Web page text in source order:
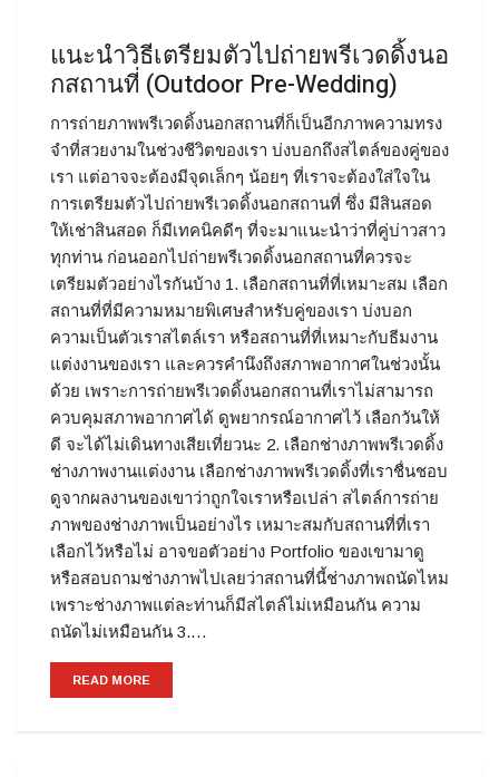
แนะนำวิธีเตรียมตัวไปถ่ายพรีเวดดิ้งนอ
กสถานที่ (Outdoor Pre-Wedding)
การถ่ายภาพพรีเวดดิ้งนอกสถานที่ก็เป็นอีกภาพความทรง
จำที่สวยงามในช่วงชีวิตของเรา บ่งบอกถึงสไตล์ของคู่ของ
เรา แต่อาจจะต้องมีจุดเล็กๆ น้อยๆ ที่เราจะต้องใส่ใจใน
การเตรียมตัวไปถ่ายพรีเวดดิ้งนอกสถานที่ ซึ่ง มีสินสอด
ให้เช่าสินสอด ก็มีเทคนิคดีๆ ที่จะมาแนะนำว่าที่คู่บ่าวสาว
ทุกท่าน ก่อนออกไปถ่ายพรีเวดดิ้งนอกสถานที่ควรจะ
เตรียมตัวอย่างไรกันบ้าง 1. เลือกสถานที่ที่เหมาะสม เลือก
สถานที่ที่มีความหมายพิเศษสำหรับคู่ของเรา บ่งบอก
ความเป็นตัวเราสไตล์เรา หรือสถานที่ที่เหมาะกับธีมงาน
แต่งงานของเรา และควรคำนึงถึงสภาพอากาศในช่วงนั้น
ด้วย เพราะการถ่ายพรีเวดดิ้งนอกสถานที่เราไม่สามารถ
ควบคุมสภาพอากาศได้ ดูพยากรณ์อากาศไว้ เลือกวันให้
ดี จะได้ไม่เดินทางเสียเที่ยวนะ 2. เลือกช่างภาพพรีเวดดิ้ง
ช่างภาพงานแต่งงาน เลือกช่างภาพพรีเวดดิ้งที่เราชื่นชอบ
ดูจากผลงานของเขาว่าถูกใจเราหรือเปล่า สไตล์การถ่าย
ภาพของช่างภาพเป็นอย่างไร เหมาะสมกับสถานที่ที่เรา
เลือกไว้หรือไม่ อาจขอตัวอย่าง Portfolio ของเขามาดู
หรือสอบถามช่างภาพไปเลยว่าสถานที่นี้ช่างภาพถนัดไหม
เพราะช่างภาพแต่ละท่านก็มีสไตล์ไม่เหมือนกัน ความ
ถนัดไม่เหมือนกัน 3.…
READ MORE